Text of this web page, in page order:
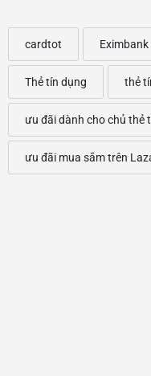
cardtot Eximbank
Thẻ tín dụng thẻ
ưu đãi dành cho chủ thẻ
ưu đãi mua sắm trên